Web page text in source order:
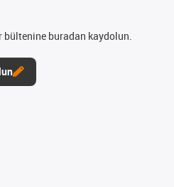
bültenine buradan kaydolun.